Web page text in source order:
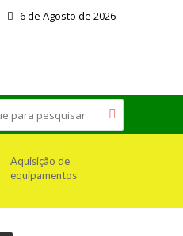
6 de Agosto de 2026
Aquisição de
equipamentos